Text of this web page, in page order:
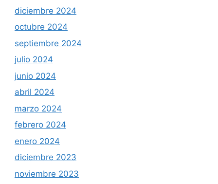
diciembre 2024
octubre 2024
septiembre 2024
julio 2024
junio 2024
abril 2024
marzo 2024
febrero 2024
enero 2024
diciembre 2023
noviembre 2023